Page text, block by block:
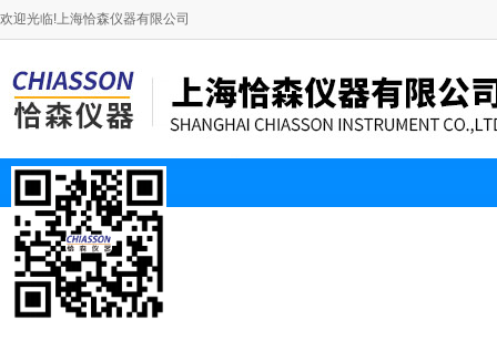
欢迎光临!上海恰森仪器有限公司